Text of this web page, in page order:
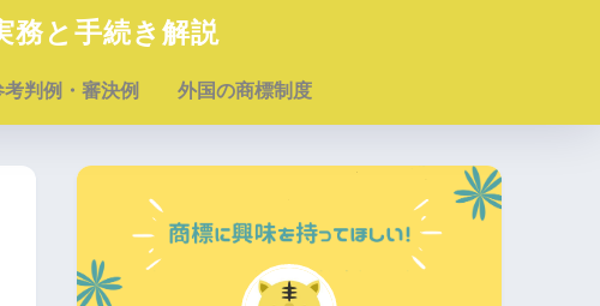
務と手続き解説
考判例・審決例 外国の商標制度